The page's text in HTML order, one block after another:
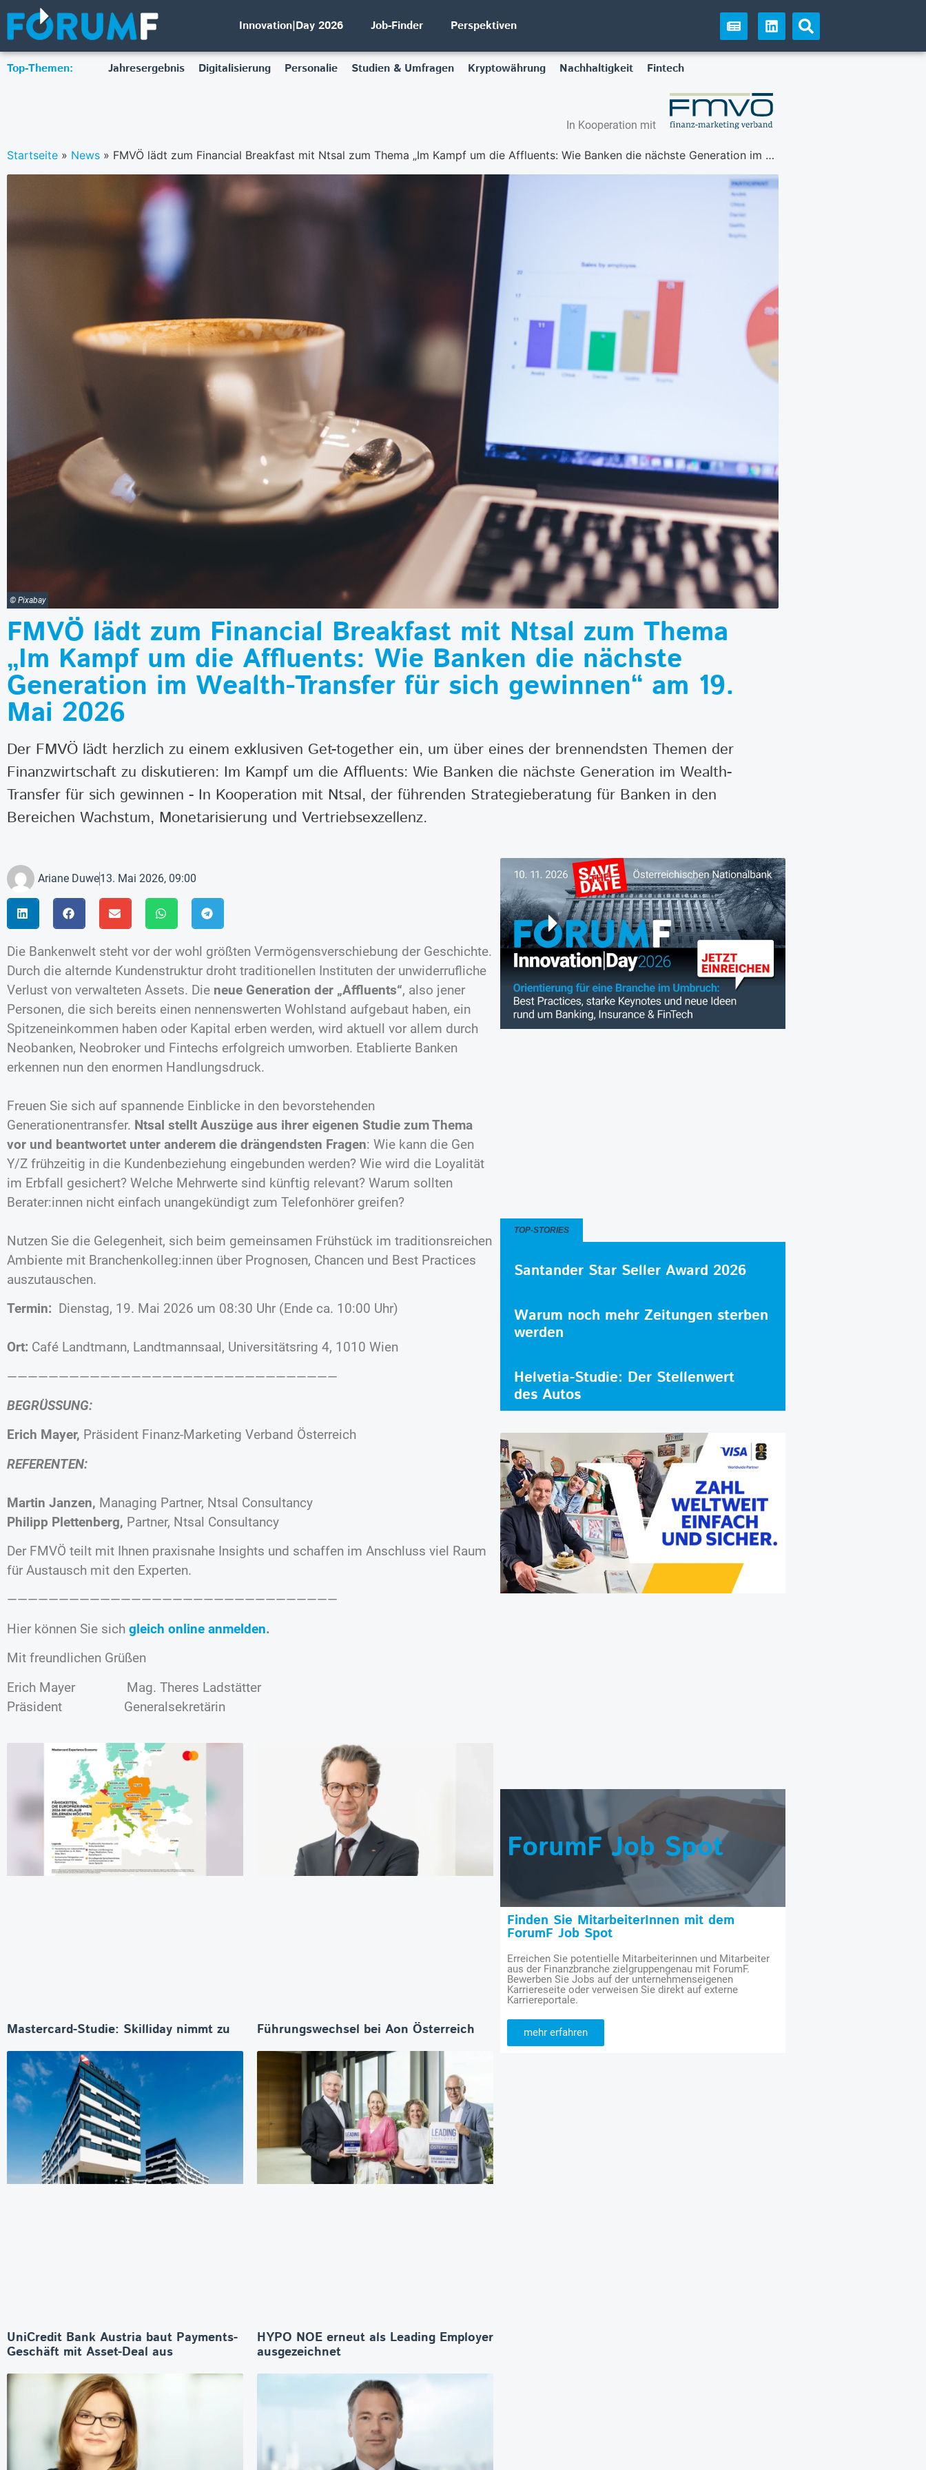
Innovation|Day 2026 Job-Finder Perspektiven
Top-Themen: Jahresergebnis Digitalisierung Personalie Studien & Umfragen Kryptowährung Nachhaltigkeit Fintech
In Kooperation mit
Startseite » News » FMVÖ lädt zum Financial Breakfast mit Ntsal zum Thema „Im Kampf um die Affluents: Wie Banken die nächste Generation im Wealth-Transfer für sich gewinnen“ am 19. Mai 2026
© Pixabay
FMVÖ lädt zum Financial Breakfast mit Ntsal zum Thema
„Im Kampf um die Affluents: Wie Banken die nächste
Generation im Wealth-Transfer für sich gewinnen“ am 19.
Mai 2026
Der FMVÖ lädt herzlich zu einem exklusiven Get-together ein, um über eines der brennendsten Themen der
Finanzwirtschaft zu diskutieren: Im Kampf um die Affluents: Wie Banken die nächste Generation im Wealth-
Transfer für sich gewinnen - In Kooperation mit Ntsal, der führenden Strategieberatung für Banken in den
Bereichen Wachstum, Monetarisierung und Vertriebsexzellenz.
Ariane Duwe13. Mai 2026, 09:00
Die Bankenwelt steht vor der wohl größten Vermögensverschiebung der Geschichte.
Durch die alternde Kundenstruktur droht traditionellen Instituten der unwiderrufliche
Verlust von verwalteten Assets. Die neue Generation der „Affluents“, also jener
Personen, die sich bereits einen nennenswerten Wohlstand aufgebaut haben, ein
Spitzeneinkommen haben oder Kapital erben werden, wird aktuell vor allem durch
Neobanken, Neobroker und Fintechs erfolgreich umworben. Etablierte Banken
erkennen nun den enormen Handlungsdruck.
Freuen Sie sich auf spannende Einblicke in den bevorstehenden
Generationentransfer. Ntsal stellt Auszüge aus ihrer eigenen Studie zum Thema
vor und beantwortet unter anderem die drängendsten Fragen: Wie kann die Gen
Y/Z frühzeitig in die Kundenbeziehung eingebunden werden? Wie wird die Loyalität
im Erbfall gesichert? Welche Mehrwerte sind künftig relevant? Warum sollten
Berater:innen nicht einfach unangekündigt zum Telefonhörer greifen?
Nutzen Sie die Gelegenheit, sich beim gemeinsamen Frühstück im traditionsreichen
Ambiente mit Branchenkolleg:innen über Prognosen, Chancen und Best Practices
auszutauschen.
Termin: Dienstag, 19. Mai 2026 um 08:30 Uhr (Ende ca. 10:00 Uhr)
Ort: Café Landtmann, Landtmannsaal, Universitätsring 4, 1010 Wien
————————————————————————————————
BEGRÜSSUNG:
Erich Mayer, Präsident Finanz-Marketing Verband Österreich
REFERENTEN:
Martin Janzen, Managing Partner, Ntsal Consultancy
Philipp Plettenberg, Partner, Ntsal Consultancy
Der FMVÖ teilt mit Ihnen praxisnahe Insights und schaffen im Anschluss viel Raum
für Austausch mit den Experten.
————————————————————————————————
Hier können Sie sich gleich online anmelden.
Mit freundlichen Grüßen
Erich Mayer Mag. Theres Ladstätter
Präsident Generalsekretärin
Mastercard-Studie: Skilliday nimmt zu Führungswechsel bei Aon Österreich
UniCredit Bank Austria baut Payments-
Geschäft mit Asset-Deal aus
HYPO NOE erneut als Leading Employer
ausgezeichnet
TOP-STORIES
Santander Star Seller Award 2026
Warum noch mehr Zeitungen sterben
werden
Helvetia-Studie: Der Stellenwert
des Autos
ForumF Job Spot
Finden Sie MitarbeiterInnen mit dem
ForumF Job Spot
Erreichen Sie potentielle Mitarbeiterinnen und Mitarbeiter
aus der Finanzbranche zielgruppengenau mit ForumF.
Bewerben Sie Jobs auf der unternehmenseigenen
Karriereseite oder verweisen Sie direkt auf externe
Karriereportale.
mehr erfahren